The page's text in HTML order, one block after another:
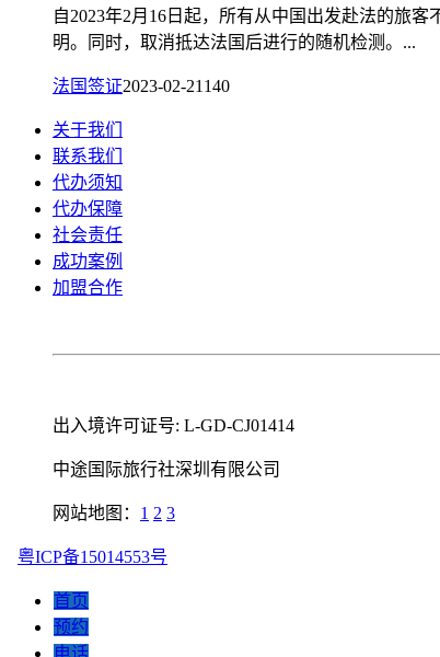
自2023年2月16日起，所有从中国出发赴法的旅
明。同时，取消抵达法国后进行的随机检测。...
法国签证2023-02-21 140
关于我们
联系我们
代办须知
代办保障
社会责任
成功案例
加盟合作
出入境许可证号: L-GD-CJ01414
中途国际旅行社深圳有限公司
网站地图： 1 2 3
粤ICP备15014553号
首页
预约